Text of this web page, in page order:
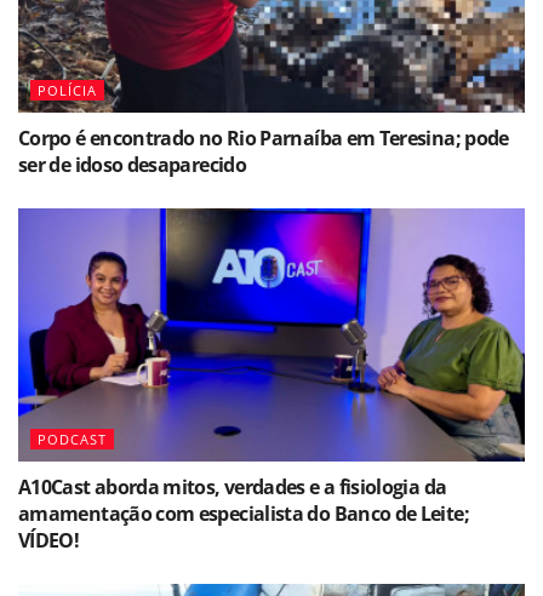
POLÍCIA
Corpo é encontrado no Rio Parnaíba em Teresina; pode
ser de idoso desaparecido
PODCAST
A10Cast aborda mitos, verdades e a fisiologia da
amamentação com especialista do Banco de Leite;
VÍDEO!